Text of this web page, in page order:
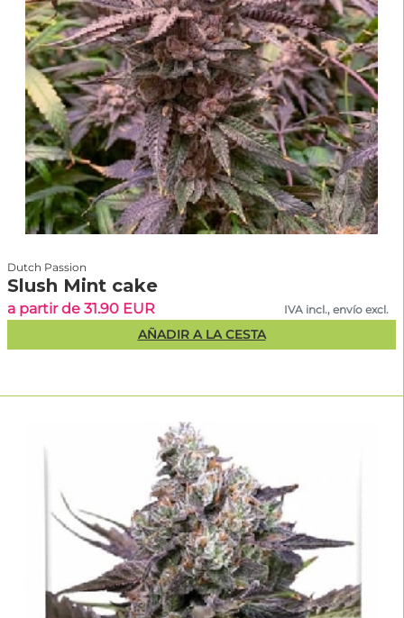
Dutch Passion
Slush Mint cake
a partir de 31.90 EUR IVA incl., envío excl.
AÑADIR A LA CESTA